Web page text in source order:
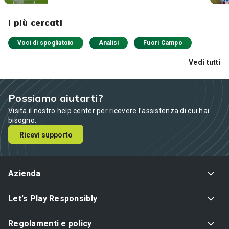
I più cercati
Voci di spogliatoio Analisi Fuori Campo
Vedi tutti
Possiamo aiutarti?
Visita il nostro help center per ricevere l’assistenza di cui hai
bisogno.
Ricevi supporto
Azienda
Let's Play Responsibly
Regolamenti e policy